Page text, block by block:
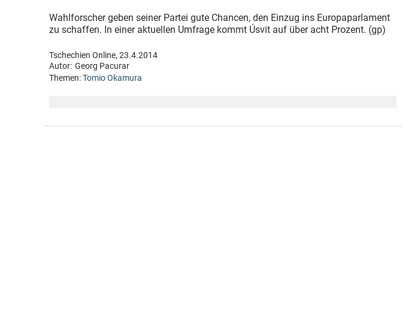
Wahlforscher geben seiner Partei gute Chancen, den Einzug ins Europaparlament
zu schaffen. In einer aktuellen Umfrage kommt Úsvit auf über acht Prozent. (gp)
Tschechien Online, 23.4.2014
Autor: Georg Pacurar
Themen:Tomio Okamura